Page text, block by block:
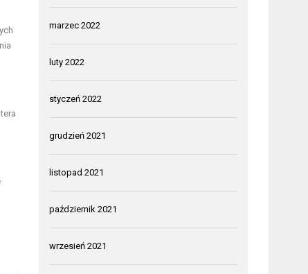
marzec 2022
luty 2022
styczeń 2022
grudzień 2021
listopad 2021
październik 2021
wrzesień 2021